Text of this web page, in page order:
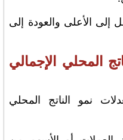
إلى الأعلى والعودة إلى
المحلي الإجمالي
نمو الناتج المحلي